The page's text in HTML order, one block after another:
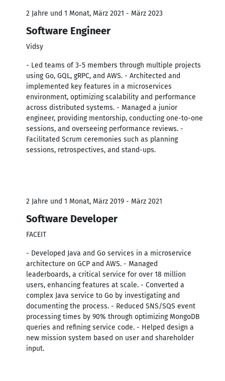
2 Jahre und 1 Monat, März 2021 - März 2023
Software Engineer
Vidsy
- Led teams of 3-5 members through multiple projects
using Go, GQL, gRPC, and AWS. - Architected and
implemented key features in a microservices
environment, optimizing scalability and performance
across distributed systems. - Managed a junior
engineer, providing mentorship, conducting one-to-one
sessions, and overseeing performance reviews. -
Facilitated Scrum ceremonies such as planning
sessions, retrospectives, and stand-ups.
2 Jahre und 1 Monat, März 2019 - März 2021
Software Developer
FACEIT
- Developed Java and Go services in a microservice
architecture on GCP and AWS. - Managed
leaderboards, a critical service for over 18 million
users, enhancing features at scale. - Converted a
complex Java service to Go by investigating and
documenting the process. - Reduced SNS/SQS event
processing times by 90% through optimizing MongoDB
queries and refining service code. - Helped design a
new mission system based on user and shareholder
input.